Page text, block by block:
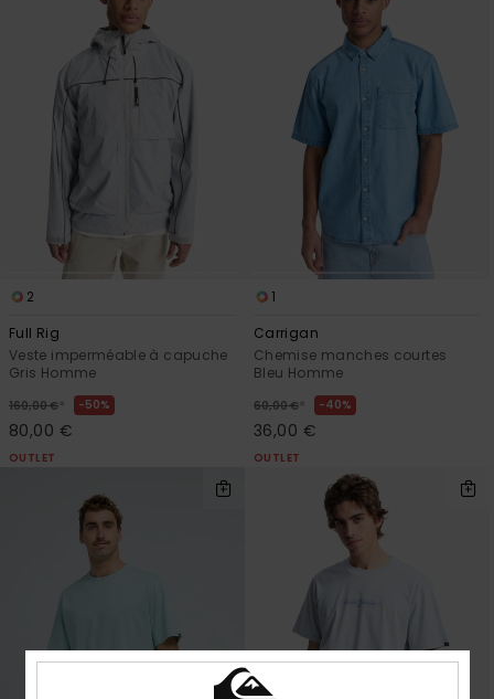
2
Full Rig
Veste imperméable à capuche
Gris Homme
160,00 € * 50%
80,00 €
OUTLET
1
Carrigan
Chemise manches courtes
Bleu Homme
60,00 € * 40%
36,00 €
OUTLET